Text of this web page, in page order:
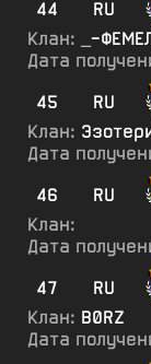
44
RU
Клан:
_-
Дата
45
RU
Клан:
Дата
46
RU
Клан:
Дата
47
RU
Клан: B0RZ
Дата